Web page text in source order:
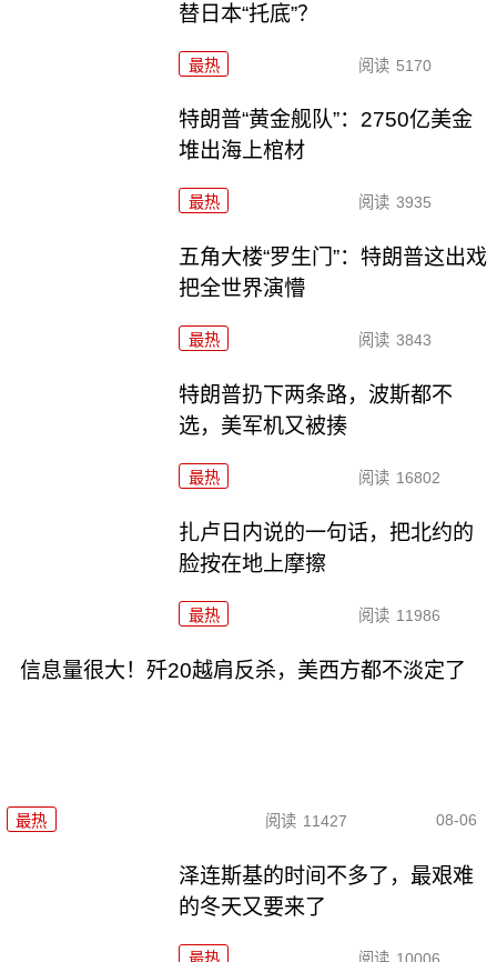
替日本“托底”？
最热 阅读 5170
特朗普“黄金舰队”：2750亿美金
堆出海上棺材
最热 阅读 3935
五角大楼“罗生门”：特朗普这出戏
把全世界演懵
最热 阅读 3843
特朗普扔下两条路，波斯都不
选，美军机又被揍
最热 阅读 16802
扎卢日内说的一句话，把北约的
脸按在地上摩擦
最热 阅读 11986
信息量很大！歼20越肩反杀，美西方都不淡定了
最热 阅读 11427 08-06
泽连斯基的时间不多了，最艰难
的冬天又要来了